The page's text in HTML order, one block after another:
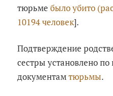
тюрьмебыло убито
10194 человек].
Подтверждение
сестры установлено
документамтюрьмы.